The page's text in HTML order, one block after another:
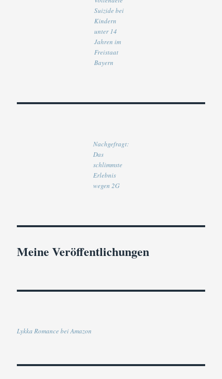
Suizide bei
Kindern
unter 14
Jahren im
Freistaat
Bayern
Nachgefragt:
Das
schlimmste
Erlebnis
wegen 2G
Meine Veröffentlichungen
Lykka Romance bei Amazon